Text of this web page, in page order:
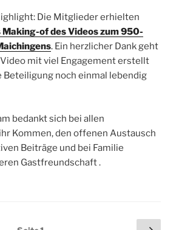
Die Mitglieder erhielten
Making-of des Videos zum 950-
. Ein herzlicher Dank geht
Video mit viel Engagement erstellt
Beteiligung noch einmal lebendig
bedankt sich bei allen
Kommen, den offenen Austausch
Beiträge und bei Familie
Gastfreundschaft .